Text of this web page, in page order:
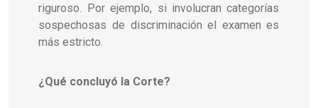
riguroso. Por ejemplo, si involucran categorías
sospechosas de discriminación el examen es
más estricto.
¿Qué concluyó la Corte?